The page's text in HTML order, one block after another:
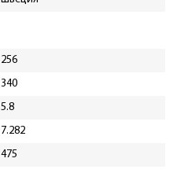
256
340
5.8
7.282
475